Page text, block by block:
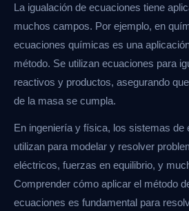
La igualación de ecuaciones tiene
muchos campos. Por ejemplo, en
ecuaciones químicas es una
método. Se utilizan ecuaciones para
reactivos y productos, asegurando
de la masa se cumpla.
En ingeniería y física, los sistemas de
utilizan para modelar y resolver
eléctricos, fuerzas en equilibrio, y
Comprender cómo aplicar el método
ecuaciones es fundamental para